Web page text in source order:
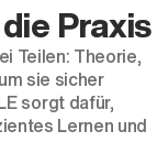
Praxis
Teilen: Theorie,
sie sicher
sorgt dafür,
Lernen und